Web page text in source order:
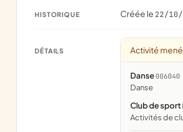
HISTORIQUE Créée le 22/10/
DÉTAILS Activité
Danse 006040
danse
Club de sport
Activités de